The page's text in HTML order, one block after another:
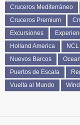
Cruceros Mediterráneo
Cruceros Premium
Excursiones
Holland America
NCL
Nuevos Barcos
Puertos de Escala
Vuelta al Mundo